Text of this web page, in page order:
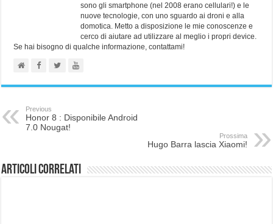
sono gli smartphone (nel 2008 erano cellulari!) e le
nuove tecnologie, con uno sguardo ai droni e alla
domotica. Metto a disposizione le mie conoscenze e
cerco di aiutare ad utilizzare al meglio i propri device.
Se hai bisogno di qualche informazione, contattami!
Previous
Honor 8 : Disponibile Android
7.0 Nougat!
Prossima
Hugo Barra lascia Xiaomi!
Articoli correlati